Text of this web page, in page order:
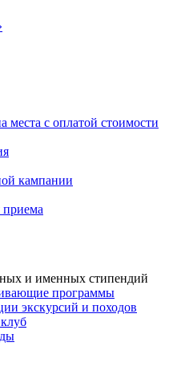
с оплатой стоимости
кампании
приема
и именных стипендий
программы
экскурсий и походов